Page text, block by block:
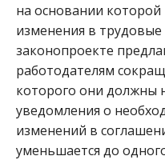
на основании которой
изменения в
законопроекте
работодателям
которого они должны
уведомления о
изменений в
уменьшается до